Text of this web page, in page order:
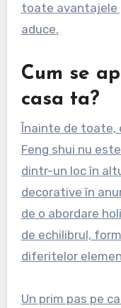
toate avantajele
aduce.
Cum se
casa ta?
Înainte de toate,
Feng shui nu
dintr-un loc în
decorative în
de o abordare
de echilibrul,
diferitelor
Un prim pas pe